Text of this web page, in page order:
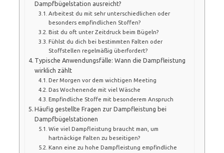
Dampfbügelstation ausreicht?
Arbeitest du mit sehr unterschiedlichen oder
besonders empfindlichen Stoffen?
Bist du oft unter Zeitdruck beim Bügeln?
Fühlst du dich bei bestimmten Falten oder
Stoffstellen regelmäßig überfordert?
Typische Anwendungsfälle: Wann die Dampfleistung
wirklich zählt
Der Morgen vor dem wichtigen Meeting
Das Wochenende mit viel Wäsche
Empfindliche Stoffe mit besonderem Anspruch
Häufig gestellte Fragen zur Dampfleistung bei
Dampfbügelstationen
Wie viel Dampfleistung braucht man, um
hartnäckige Falten zu beseitigen?
Kann eine zu hohe Dampfleistung empfindliche